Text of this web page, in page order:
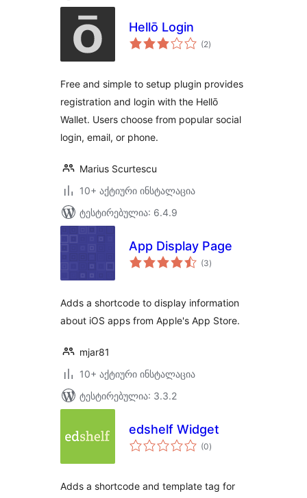
Hellō Login
(2საერთო
რეიტინგი
)
Free and simple to setup plugin provides
registration and login with the Hellō
Wallet. Users choose from popular social
login, email, or phone.
Marius Scurtescu
10+ აქტიური ინსტალაცია
ტესტირებულია: 6.4.9
App Display Page
(3საერთო
რეიტინგი
)
Adds a shortcode to display information
about iOS apps from Apple's App Store.
mjar81
10+ აქტიური ინსტალაცია
ტესტირებულია: 3.3.2
edshelf Widget
(0საერთო
რეიტინგი
)
Adds a shortcode and template tag for